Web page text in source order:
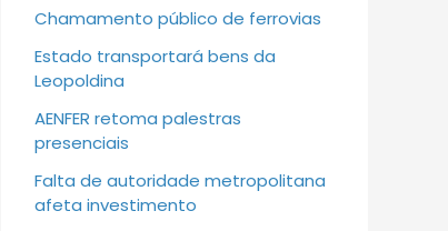
Chamamento público de ferrovias
Estado transportará bens da
Leopoldina
AENFER retoma palestras
presenciais
Falta de autoridade metropolitana
afeta investimento